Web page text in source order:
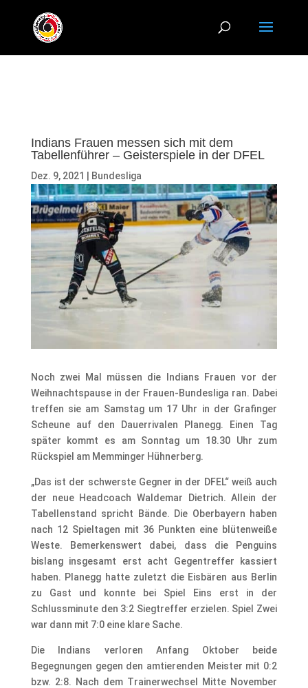
Indians Frauen messen sich mit dem
Tabellenführer – Geisterspiele in der DFEL
Dez. 9, 2021 Bundesliga
Noch zwei Mal müssen die Indians Frauen vor der
Weihnachtspause in der Frauen-Bundesliga ran. Dabei
treffen sie am Samstag um 17 Uhr in der Grafinger
Scheune auf den Dauerrivalen Planegg. Einen Tag
später kommt es am Sonntag um 18.30 Uhr zum
Rückspiel am Memminger Hühnerberg.
„Das ist der schwerste Gegner in der DFEL“ weiß auch
der neue Headcoach Waldemar Dietrich. Allein der
Tabellenstand spricht Bände. Die Oberbayern haben
nach 12 Spieltagen mit 36 Punkten eine blütenweiße
Weste. Bemerkenswert dabei, dass die Penguins
bislang insgesamt erst acht Gegentreffer kassiert
haben. Planegg hatte zuletzt die Eisbären aus Berlin
zu Gast und konnte bei Spiel Eins erst in der
Schlussminute den 3:2 Siegtreffer erzielen. Spiel Zwei
war dann mit 7:0 eine klare Sache.
Die Indians verloren Anfang Oktober beide
Begegnungen gegen den amtierenden Meister mit 0:2
bzw. 2:8. Nach dem Trainerwechsel Mitte November